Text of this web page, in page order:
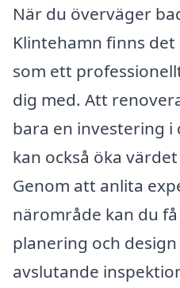
När du överväger
Klintehamn finns
som ett
dig med. Att
bara en investering
kan också öka
Genom att anlita
närområde kan du
planering och
avslutande